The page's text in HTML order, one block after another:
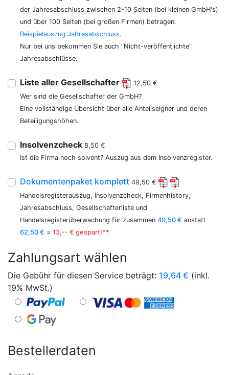
der Jahresabschluss zwischen 2-10 Seiten (bei kleinen GmbH's)
und über 100 Seiten (bei großen Firmen) betragen.
Beispielauszug Jahresabschluss.
Nur bei uns bekommen Sie auch "Nicht-veröffentlichte"
Jahresabschlüsse.
Liste aller Gesellschafter
12,50 €
Wer sind die Gesellschafter der GmbH?
Eine vollständige Übersicht über alle Anteilseigner und deren
Beteiligungshöhen.
Insolvenzcheck 8,50 €
Ist die Firma noch solvent? Auszug aus dem Insolvenzregister.
Dokumentenpaket komplett 49,50 €
Handelsregisterauszug, Insolvenzcheck, Firmenhistory,
Jahresabschluss, Gesellschafterliste und
Handelsregisterüberwachung für zusammen 49,50 € anstatt
62,50 € = 13,-- € gespart!**
Zahlungsart wählen
Die Gebühr für diesen Service beträgt: 19,64 € (inkl.
19% MwSt.)
Bestellerdaten